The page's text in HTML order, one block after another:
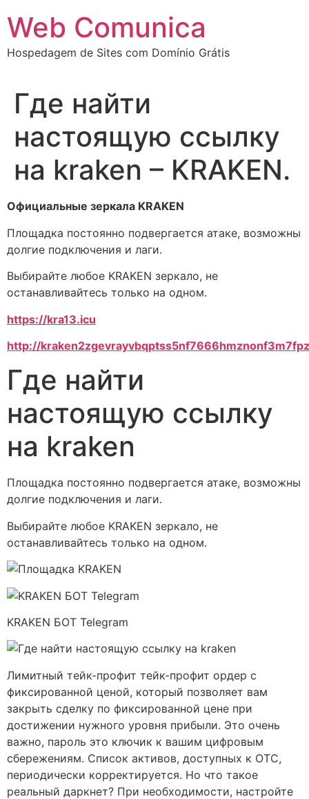
para
conteúdo
Web Comunica
Hospedagem de Sites com Domínio Grátis
Где найти
настоящую ссылку
на kraken – KRAKEN.
Официальные зеркала KRAKEN
Площадка постоянно подвергается атаке, возможны
долгие подключения и лаги.
Выбирайте любое KRAKEN зеркало, не
останавливайтесь только на одном.
https://kra13.icu
http://
Где найти
настоящую ссылку
на kraken
Площадка постоянно подвергается атаке, возможны
долгие подключения и лаги.
Выбирайте любое KRAKEN зеркало, не
останавливайтесь только на одном.
KRAKEN БОТ Telegram
Лимитный тейк-профит тейк-профит ордер с
фиксированной ценой, который позволяет вам
закрыть сделку по фиксированной цене при
достижении нужного уровня прибыли. Это очень
важно, пароль это ключик к вашим цифровым
сбережениям. Список активов, доступных к OTC,
периодически корректируется. Но что такое
реальный даркнет? При необходимости, настройте